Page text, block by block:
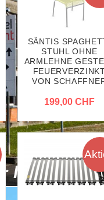
SÄNTIS
STUHL OHNE
ARMLEHNE
VON
199,00 CHF